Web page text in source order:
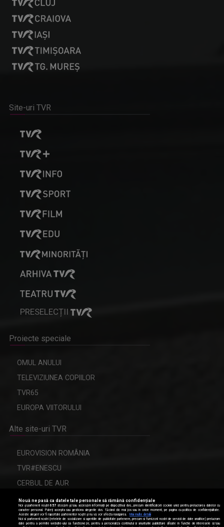
Site-uri TVR
PRESELECȚII
Proiecte speciale
OMUL ANULUI
TELEVIZIUNEA COPIILOR
TVR65
EUROPA VIITORULUI
Alte site-uri TVR
EUROVISION ROMÂNIA
TVR#ENESCU
CERBUL DE AUR
Modifică setările de confidențialitate
Nouă ne pasă ca datele tale personale să rămână confidențiale
Noi și partenerii noștri657 stocăm și/sau accesăm informații pe dispozitivul dvs., precum identificatorii cookie unici pentru prelucrarea datelor cu
caracter personal. Puteți accepta sau gestiona alegerile dvs. făcând clic mai jos sau în orice moment, pe pagina cu politica de confidențialitate.
Aceste alegeri vor fi raportate partenerilor noștri și nu vă vor afecta navigarea.
Mai multe detalii
Noi si partenerii nostri (retelele de socializare si agentiile de publicitate partenere, precum si furnizorii nostri de servicii de date analitice) prelucram
date pentru a permite website-ului sa functioneze, pentru a personaliza continutul si anunturile publicitare afisate in functie de interesele si/sau